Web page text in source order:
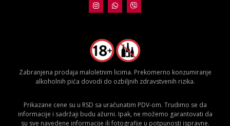
Zabranjena prodaja maloletnim licima. Prekomerno konzumiranje
alkoholnih pića dovodi do ozbiljnih zdravstvenih rizika.
Prikazane cene su u RSD sa uračunatim PDV-om. Trudimo se da
informacije i sadržaji budu ažurni. Ipak, ne možemo garantovati da
su sve navedene informacije ili fotografije u potpunosti ispravne.